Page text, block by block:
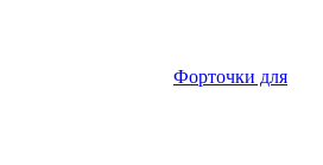
Форточки для